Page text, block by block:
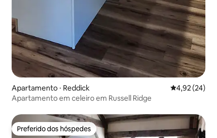
Apartamento ⋅ Reddick 4,92 de uma
4,92 (24)
Apartamento em celeiro em Russell Ridge
Preferido dos hóspedes
Preferido dos hóspedes